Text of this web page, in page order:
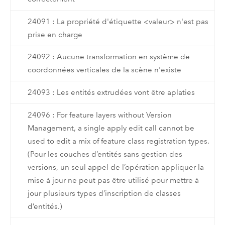
24091 : La propriété d'étiquette <valeur> n'est pas
prise en charge
24092 : Aucune transformation en système de
coordonnées verticales de la scène n'existe
24093 : Les entités extrudées vont être aplaties
24096 : For feature layers without Version
Management, a single apply edit call cannot be
used to edit a mix of feature class registration types.
(Pour les couches d’entités sans gestion des
versions, un seul appel de l’opération appliquer la
mise à jour ne peut pas être utilisé pour mettre à
jour plusieurs types d’inscription de classes
d’entités.)